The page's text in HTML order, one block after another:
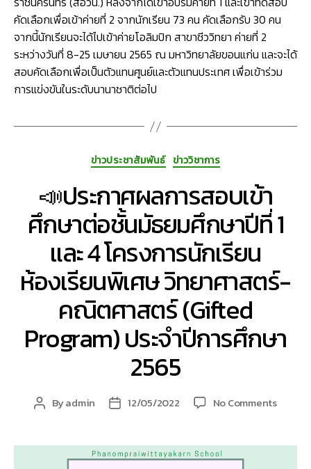
คัดเลือกเพื่อเข้าค่ายที่ 2 จากนักเรียน 73 คน คัดเลือกรับ 30 คน
จากนี้นักเรียนจะได้ไปเข้าค่ายโอลิมปิก สาขาชีววิทยา ค่ายที่ 2
ระหว่างวันที่ 8-25 เมษายน 2565 ณ มหาวิทยาลัยขอนแก่น และจะได้
สอบคัดเลือกเพื่อเป็นตัวแทนศูนย์และตัวแทนประเทศ เพื่อเข้าร่วม
การแข่งขันในระดับนานาชาติต่อไป
Categories
ข่าวประชาสัมพันธ์ ข่าววิชาการ
📣ประกาศผลการสอบเข้า
ศึกษาต่อชั้นมัธยมศึกษาปีที่ 1
และ 4 โครงการนักเรียน
ห้องเรียนพิเศษ วิทยาศาสตร์-
คณิตศาสตร์ (Gifted
Program) ประจำปีการศึกษา
2565
Post
Byadmin
Post12/05/2022 No Commentson
ผล